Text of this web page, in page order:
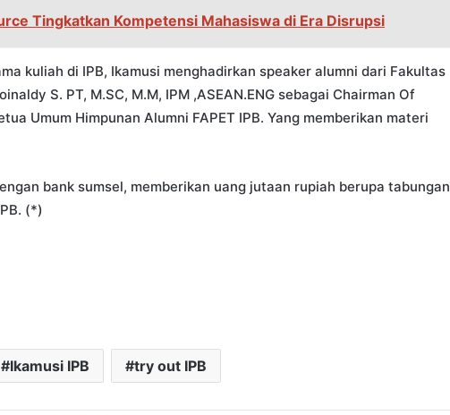
Tingkatkan Kompetensi Mahasiswa di Era Disrupsi
kuliah di IPB, Ikamusi menghadirkan speaker alumni dari Fakultas
S. PT, M.SC, M.M, IPM ,ASEAN.ENG sebagai Chairman Of
Umum Himpunan Alumni FAPET IPB. Yang memberikan materi
bank sumsel, memberikan uang jutaan rupiah berupa tabungan
(*)
Ikamusi IPB try out IPB